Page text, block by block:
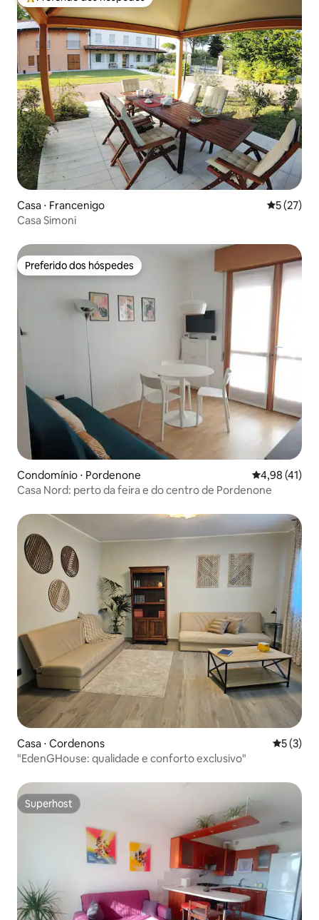
Entre os melhores preferidos dos hóspedes
Casa ⋅ Francenigo 5 de uma
5 (27)
Casa Simoni
Preferido dos hóspedes
Preferido dos hóspedes
Condomínio ⋅ Pordenone 4,98 de uma
4,98 (41)
Casa Nord: perto da feira e do centro de Pordenone
Casa ⋅ Cordenons 5 de
5 (3)
"EdenGHouse: qualidade e conforto exclusivo"
Superhost
Superhost